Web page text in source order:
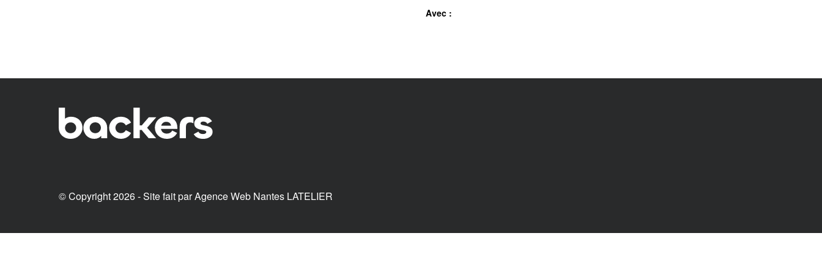
Avec :
© Copyright 2026 - Site fait parAgence Web Nantes LATELIER